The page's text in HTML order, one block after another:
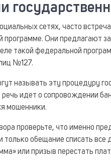
сетях, часто
Они предлагают
такой федеральной
№127.
называть эту процедуру
идет о сопровождении
мошенники.
проверьте, что именно
обещание списать все
или призыв перестать